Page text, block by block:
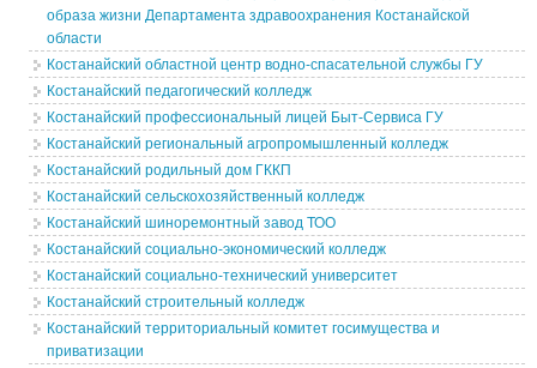
образа жизни Департамента здравоохранения Костанайской
области
Костанайский областной центр водно-спасательной службы ГУ
Костанайский педагогический колледж
Костанайский профессиональный лицей Быт-Сервиса ГУ
Костанайский региональный агропромышленный колледж
Костанайский родильный дом ГККП
Костанайский сельскохозяйственный колледж
Костанайский шиноремонтный завод ТОО
Костанайский социально-экономический колледж
Костанайский социально-технический университет
Костанайский строительный колледж
Костанайский территориальный комитет госимущества и
приватизации